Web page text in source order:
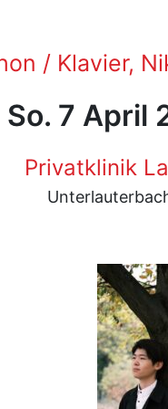
/ Klavier,
So. 7 April
Privatklinik